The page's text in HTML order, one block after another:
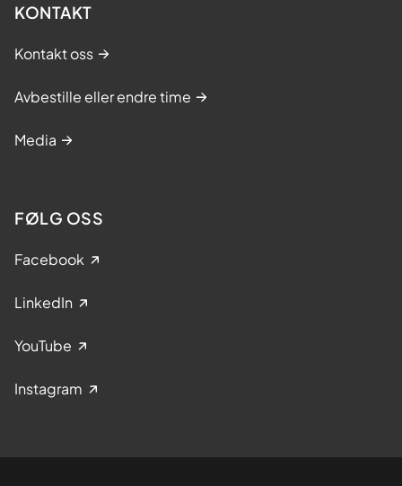
KONTAKT
Kontakt oss
Avbestille eller endre time
Media
FØLG OSS
Facebook
LinkedIn
YouTube
Instagram